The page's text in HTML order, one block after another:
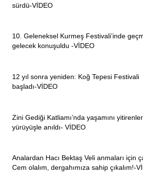
sürdü-VİDEO
10. Geleneksel Kurmeş Festivali’inde
gelecek konuşuldu -VİDEO
12 yıl sonra yeniden: Koğ Tepesi Festivali
başladı-VİDEO
Zini Gediği Katliamı’nda yaşamını yitirenler
yürüyüşle anıldı- VİDEO
Analardan Hacı Bektaş Veli anmaları için
Cem olalım, dergahımıza sahip çıkalım!-